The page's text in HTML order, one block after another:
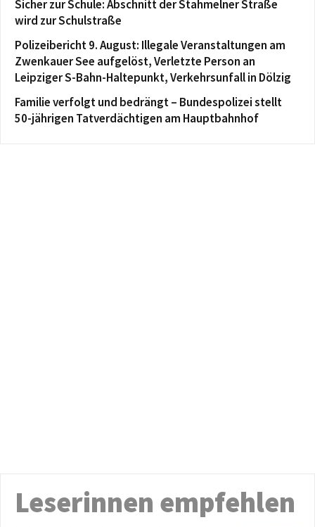
Sicher zur Schule: Abschnitt der Stahmelner Straße
wird zur Schulstraße
Polizeibericht 9. August: Illegale Veranstaltungen am
Zwenkauer See aufgelöst, Verletzte Person an
Leipziger S-Bahn-Haltepunkt, Verkehrsunfall in Dölzig
Familie verfolgt und bedrängt – Bundespolizei stellt
50-jährigen Tatverdächtigen am Hauptbahnhof
Leserinnen empfehlen